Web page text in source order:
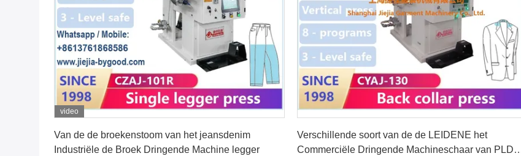
video
Van de de broekenstoom van het jeansdenim
Industriële de Broek Dringende Machine legger
Verschillende soort van de de LEIDENE het
Commerciële Dringende Machineschaar van PLD